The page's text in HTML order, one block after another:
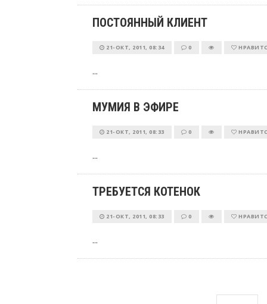
ПОСТОЯННЫЙ КЛИЕНТ
21-ОКТ, 2011, 08:34 0
...
МУМИЯ В ЭФИРЕ
21-ОКТ, 2011, 08:33 0
...
ТРЕБУЕТСЯ КОТЕНОК
21-ОКТ, 2011, 08:33 0
...